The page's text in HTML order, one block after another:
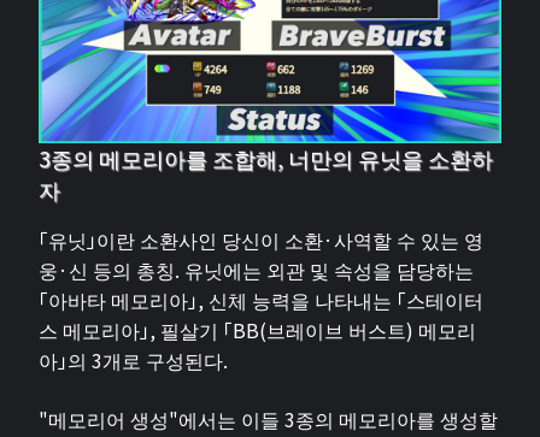
3종의 메모리아를 조합해, 너만의 유닛을 소환하
자
「유닛」이란 소환사인 당신이 소환·사역할 수 있는 영
웅·신 등의 총칭. 유닛에는 외관 및 속성을 담당하는
「아바타 메모리아」, 신체 능력을 나타내는 「스테이터
스 메모리아」, 필살기 「BB(브레이브 버스트) 메모리
아」의 3개로 구성된다.
"메모리어 생성"에서는 이들 3종의 메모리아를 생성할